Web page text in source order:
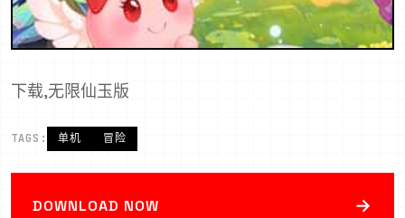
下载,无限仙玉版
TAGS: 单机 冒险
DOWNLOAD NOW →